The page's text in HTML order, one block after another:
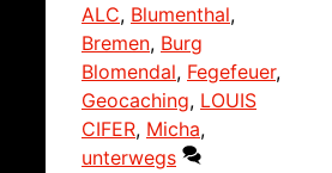
ALC, Blumenthal,
Bremen, Burg
Blomendal, Fegefeuer,
Geocaching, LOUIS
CIFER, Micha,
unterwegs